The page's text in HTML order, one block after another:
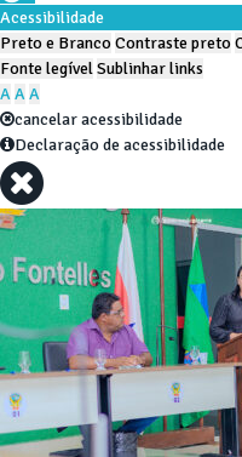
Acessibilidade
Preto e BrancoContraste preto
Fonte legívelSublinhar links
AAA
cancelar acessibilidade
Declaração de acessibilidade